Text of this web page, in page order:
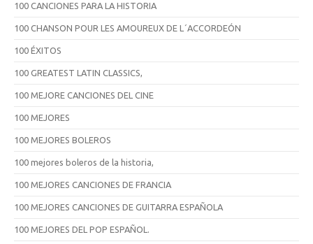
100 CANCIONES PARA LA HISTORIA
100 CHANSON POUR LES AMOUREUX DE L´ACCORDEÓN
100 ÉXITOS
100 GREATEST LATIN CLASSICS,
100 MEJORE CANCIONES DEL CINE
100 MEJORES
100 MEJORES BOLEROS
100 mejores boleros de la historia,
100 MEJORES CANCIONES DE FRANCIA
100 MEJORES CANCIONES DE GUITARRA ESPAÑOLA
100 MEJORES DEL POP ESPAÑOL.